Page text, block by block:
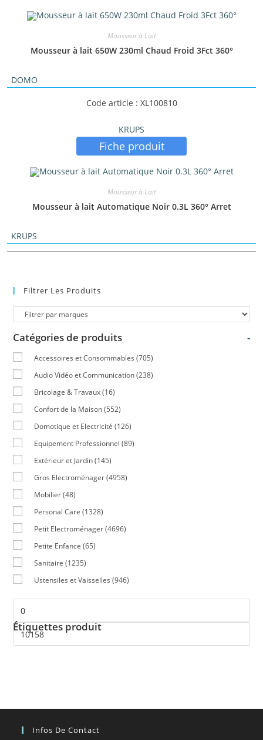
Mousseur à Lait
Mousseur à lait 650W 230ml Chaud Froid 3Fct 360°
DOMO
Code article : XL100810
KRUPS
Fiche produit
Mousseur à Lait
Mousseur à lait Automatique Noir 0.3L 360° Arret
KRUPS
Filtrer Les Produits
Catégories de produits -
Accessoires et Consommables (705)
Audio Vidéo et Communication (238)
Bricolage & Travaux (16)
Confort de la Maison (552)
Domotique et Electricité (126)
Equipement Professionnel (89)
Extérieur et Jardin (145)
Gros Electroménager (4958)
Mobilier (48)
Personal Care (1328)
Petit Electroménager (4696)
Petite Enfance (65)
Sanitaire (1235)
Ustensiles et Vaisselles (946)
Étiquettes produit
Infos De Contact